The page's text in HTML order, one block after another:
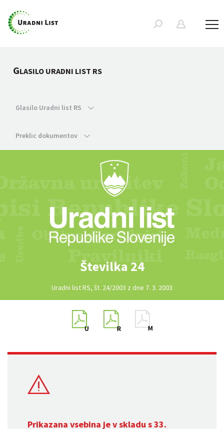
GLASILO URADNI LIST RS
Glasilo Uradni list RS
Preklic dokumentov
Številka 24
Uradni list RS, št. 24/2003 z dne 7. 3. 2003
Prikazana vsebina je v skladu s 33.